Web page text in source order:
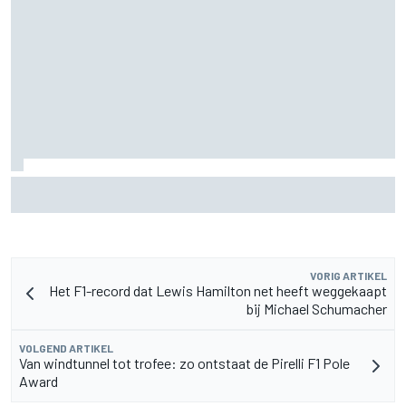
VORIG ARTIKEL
Het F1-record dat Lewis Hamilton net heeft weggekaapt
bij Michael Schumacher
VOLGEND ARTIKEL
Van windtunnel tot trofee: zo ontstaat de Pirelli F1 Pole
Award